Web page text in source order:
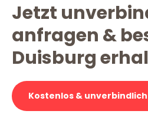
Jetzt
anfragen &
Duisburg
Kostenlos &